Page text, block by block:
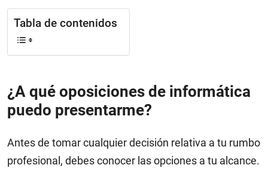
Tabla de contenidos
¿A qué oposiciones de informática
puedo presentarme?
Antes de tomar cualquier decisión relativa a tu rumbo
profesional, debes conocer las opciones a tu alcance.